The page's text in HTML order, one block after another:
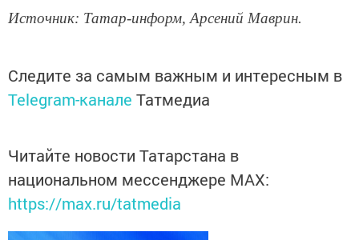
Источник: Татар-информ, Арсений Маврин.
Следите за самым важным и интересным в
Telegram-канале Татмедиа
Читайте новости Татарстана в
национальном мессенджере MАХ:
https://max.ru/tatmedia